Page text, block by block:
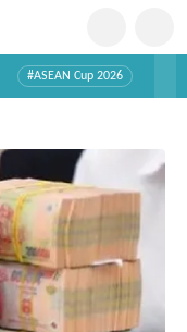
#ASEAN Cup 2026